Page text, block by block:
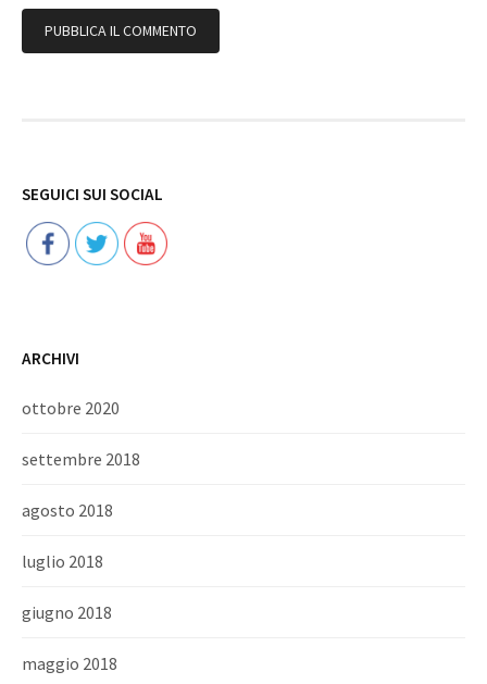
SEGUICI SUI SOCIAL
ARCHIVI
ottobre 2020
settembre 2018
agosto 2018
luglio 2018
giugno 2018
maggio 2018